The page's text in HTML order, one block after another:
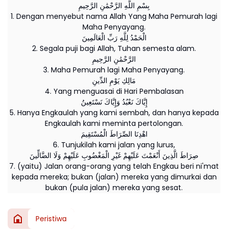
بِسْمِ اللَّهِ الرَّحْمَٰنِ الرَّحِيمِ
1. Dengan menyebut nama Allah Yang Maha Pemurah lagi
Maha Penyayang.
الْحَمْدُ لِلَّهِ رَبِّ الْعَالَمِينَ
2. Segala puji bagi Allah, Tuhan semesta alam.
الرَّحْمَٰنِ الرَّحِيمِ
3. Maha Pemurah lagi Maha Penyayang.
مَالِكِ يَوْمِ الدِّينِ
4. Yang menguasai di Hari Pembalasan
إِيَّاكَ نَعْبُدُ وَإِيَّاكَ نَسْتَعِينُ
5. Hanya Engkaulah yang kami sembah, dan hanya kepada
Engkaulah kami meminta pertolongan.
اهْدِنَا الصِّرَاطَ الْمُسْتَقِيمَ
6. Tunjukilah kami jalan yang lurus,
صِرَاطَ الَّذِينَ أَنْعَمْتَ عَلَيْهِمْ غَيْرِ الْمَغْضُوبِ عَلَيْهِمْ وَلَا الضَّالِّينَ
7. (yaitu) Jalan orang-orang yang telah Engkau beri ni'mat
kepada mereka; bukan (jalan) mereka yang dimurkai dan
bukan (pula jalan) mereka yang sesat.
Peristiwa